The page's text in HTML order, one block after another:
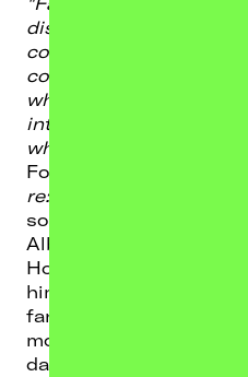
dismantling the
concert hybrid that
construct in order to
which those layers
intimacy and shared
when we allow
Following globally
re:member
sold out iconic venues
Albert Hall,
House, and Walt
him perform to
fans worldwide —
most intimate and
date.